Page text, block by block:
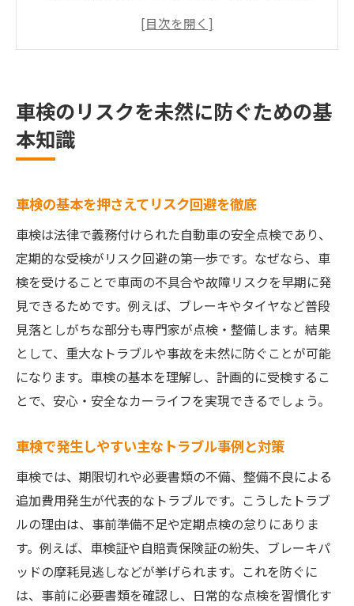
安心して車検を受けるための準備のコツ
車検切れを回避する賢いタイミングとは
車検ギリギリが得か損か正しい判断基準
早めの車検受検で損をしないためのポイン
ト
車検ギリギリの注意点とディーラー利用の
工夫
車検猶予1ヶ月を上手に活用する方法
車検切れに気づかなかった時の対処法
万が一の車検切れリスクを減らす方法
車検切れリスクを防ぐための事前対策のポ
イント
Nシステムで車検切れがバレる仕組みとは
車検切れに気づかなかった時の適切な対応
方法
車検猶予期間を利用した安全対策の重要性
車検切れリスクの実例と回避するための注
車検のリスクを未然に防ぐための基
本知識
車検の基本を押さえてリスク回避を徹底
車検は法律で義務付けられた自動車の安全点検であり、
定期的な受検がリスク回避の第一歩です。なぜなら、車
検を受けることで車両の不具合や故障リスクを早期に発
見できるためです。例えば、ブレーキやタイヤなど普段
見落としがちな部分も専門家が点検・整備します。結果
として、重大なトラブルや事故を未然に防ぐことが可能
になります。車検の基本を理解し、計画的に受検するこ
とで、安心・安全なカーライフを実現できるでしょう。
車検で発生しやすい主なトラブル事例と対策
車検では、期限切れや必要書類の不備、整備不良による
追加費用発生が代表的なトラブルです。こうしたトラブ
ルの理由は、事前準備不足や定期点検の怠りにありま
す。例えば、車検証や自賠責保険証の紛失、ブレーキパ
ッドの摩耗見逃しなどが挙げられます。これを防ぐに
は、事前に必要書類を確認し、日常的な点検を習慣化す